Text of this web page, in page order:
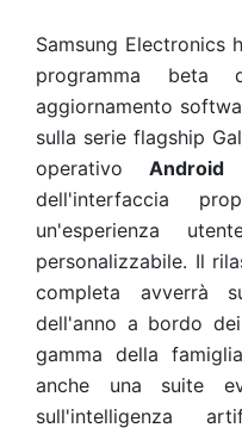
Samsung Electronics
programma
aggiornamento
sulla serie flagship
operativo Android
dell'interfaccia
un'esperienza
personalizzabile. Il
completa avverrà
dell'anno a bordo
gamma della
anche una suite
sull'intelligenza